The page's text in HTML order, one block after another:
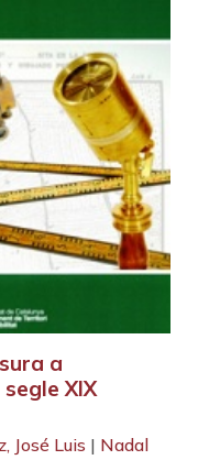
a
XIX
José Luis | Nadal